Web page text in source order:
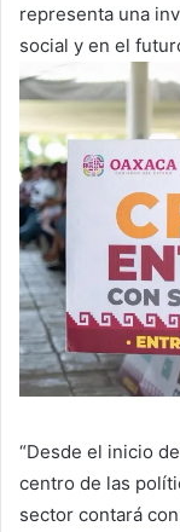
representa una
social y en el
“Desde el inicio
centro de las
sector contará